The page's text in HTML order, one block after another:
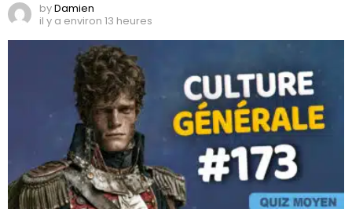
byDamien
il y a environ 13 heures